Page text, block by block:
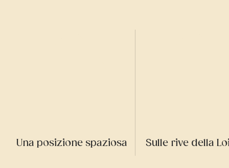
Una posizione spaziosa Sulle rive della